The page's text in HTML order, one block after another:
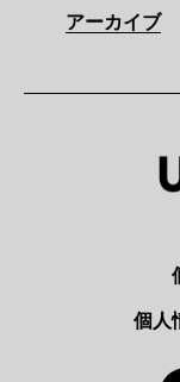
アーカイブ
個人